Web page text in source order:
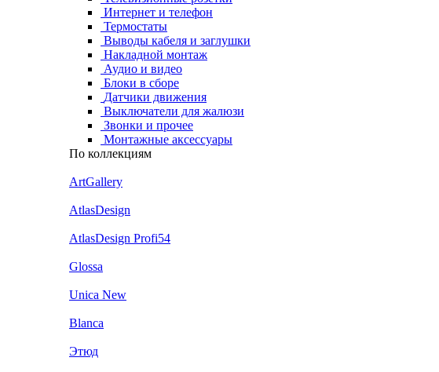
Интернет и телефон
Термостаты
Выводы кабеля и заглушки
Накладной монтаж
Аудио и видео
Блоки в сборе
Датчики движения
Выключатели для жалюзи
Звонки и прочее
Монтажные аксессуары
По коллекциям
ArtGallery
AtlasDesign
AtlasDesign Profi54
Glossa
Unica New
Blanca
Этюд